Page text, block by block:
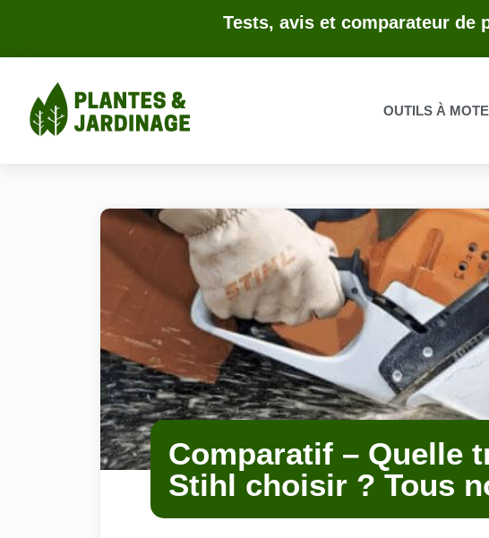
Tests, avis et comparateur
OUTILS À
Comparatif – Quelle
Stihl choisir ? Tous